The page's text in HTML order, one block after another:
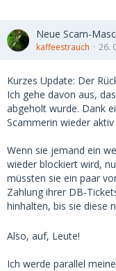
Neue Scam-
kaffeestrauch 26.
Kurzes Update: Der
Ich gehe davon aus,
abgeholt wurde. Dank
Scammerin wieder aktiv
Wenn sie jemand ein
wieder blockiert wird,
müssten sie ein paar
Zahlung ihrer DB-
hinhalten, bis sie diese
Also, auf, Leute!
Ich werde parallel